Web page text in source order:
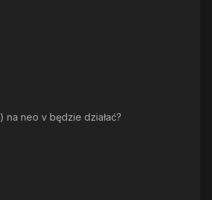
) na neo v będzie działać?